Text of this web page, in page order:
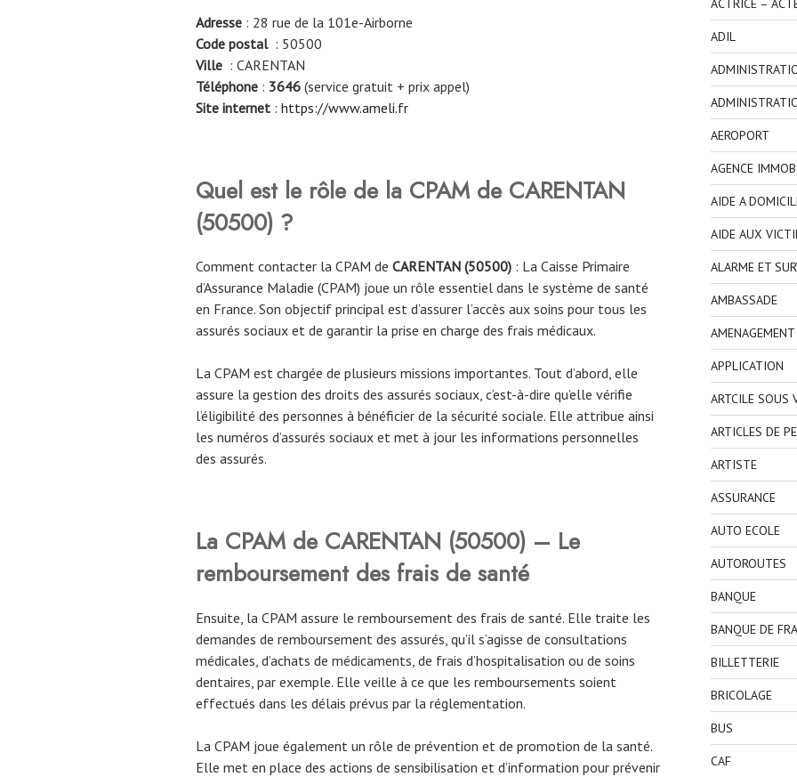
Adresse : 28 rue de la 101e-Airborne
Code postal: 50500
Ville : CARENTAN
Téléphone : 3646 (service gratuit + prix appel)
Site internet : https://www.ameli.fr
Quel est le rôle de la CPAM de CARENTAN
(50500) ?
Comment contacter la CPAM de CARENTAN (50500) : La Caisse Primaire
d’Assurance Maladie (CPAM) joue un rôle essentiel dans le système de santé
en France. Son objectif principal est d’assurer l’accès aux soins pour tous les
assurés sociaux et de garantir la prise en charge des frais médicaux.
La CPAM est chargée de plusieurs missions importantes. Tout d’abord, elle
assure la gestion des droits des assurés sociaux, c’est-à-dire qu’elle vérifie
l’éligibilité des personnes à bénéficier de la sécurité sociale. Elle attribue ainsi
les numéros d’assurés sociaux et met à jour les informations personnelles
des assurés.
La CPAM de CARENTAN (50500) – Le
remboursement des frais de santé
Ensuite, la CPAM assure le remboursement des frais de santé. Elle traite les
demandes de remboursement des assurés, qu’il s’agisse de consultations
médicales, d’achats de médicaments, de frais d’hospitalisation ou de soins
dentaires, par exemple. Elle veille à ce que les remboursements soient
effectués dans les délais prévus par la réglementation.
La CPAM joue également un rôle de prévention et de promotion de la santé.
Elle met en place des actions de sensibilisation et d’information pour prévenir
ACTRICE –
ADIL
AEROPORT
AGENCE
AIDE A
AIDE AUX
ALARME ET
AMBASSADE
APPLICATION
ARTCILE SOUS
ARTICLES DE
ARTISTE
ASSURANCE
AUTO ECOLE
AUTOROUTES
BANQUE
BANQUE DE
BILLETTERIE
BRICOLAGE
BUS
CAF